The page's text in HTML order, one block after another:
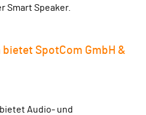
Smart Speaker.
SpotCom GmbH &
bietet Audio- und